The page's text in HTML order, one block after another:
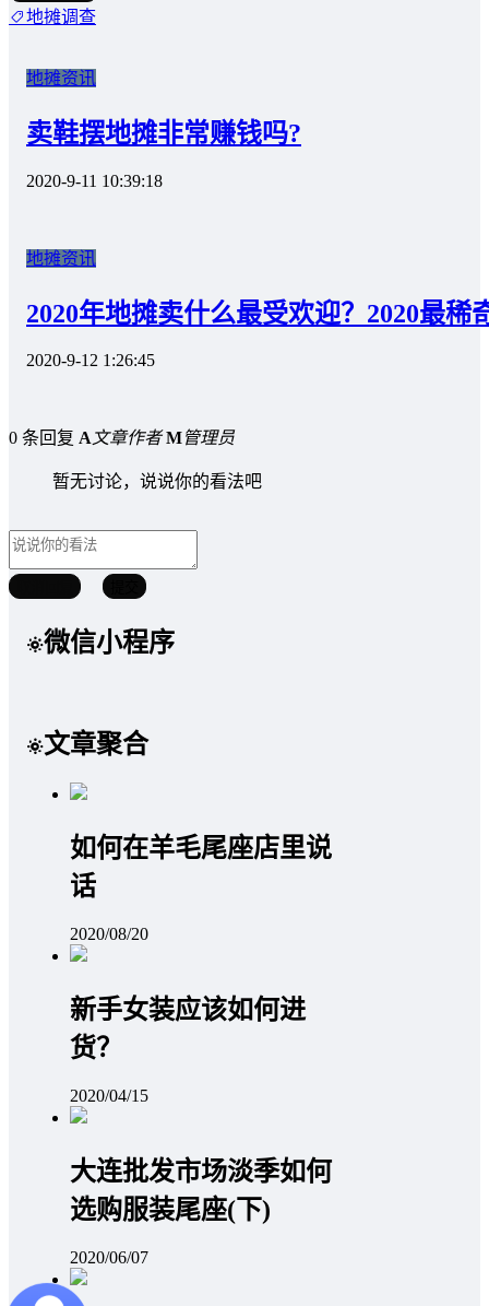
地摊调查
地摊资讯
卖鞋摆地摊非常赚钱吗?
2020-9-11 10:39:18
地摊资讯
2020年地摊卖什么最受欢迎？2020最稀
2020-9-12 1:26:45
0 条回复 A文章作者 M管理员
暂无讨论，说说你的看法吧
微信小程序
文章聚合
如何在羊毛尾座店里说
话
2020/08/20
新手女装应该如何进
货？
2020/04/15
大连批发市场淡季如何
选购服装尾座(下)
2020/06/07